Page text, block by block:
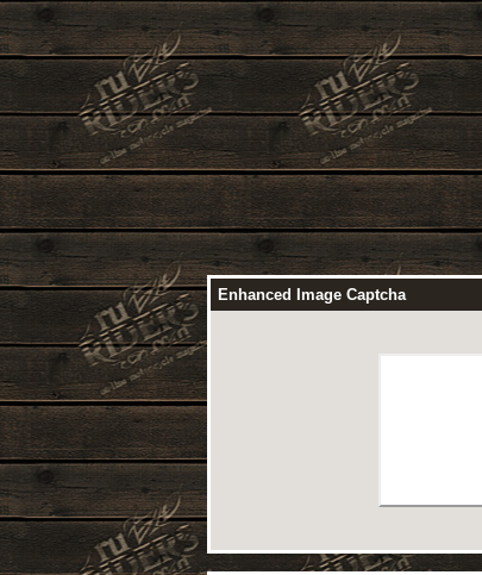
Enhanced Image Captcha